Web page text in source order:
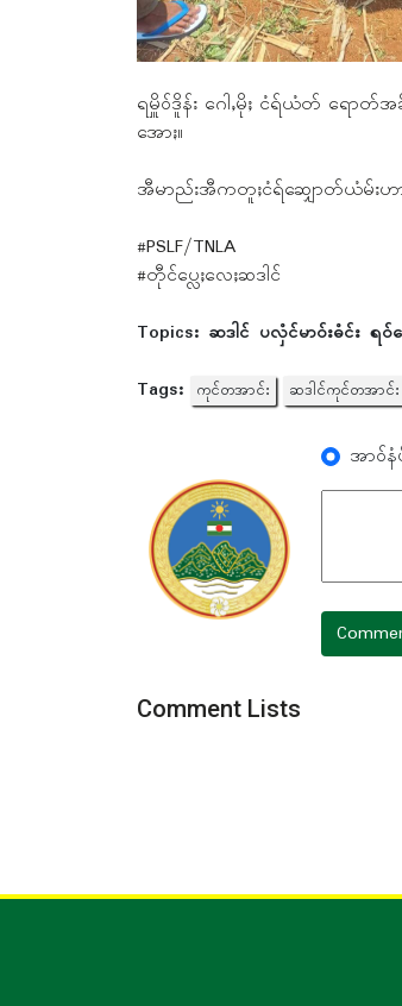
ရမှိူဝ်ဒိူန်း ဂေါႇမိုႈ ငံရ်ယံတ် ရောတ်
အောႏ။
အီမာည်းအီကတူႈငံရ်ဆျှောတ်ယံမ်းဟ
#PSLF/TNLA
#တီုင်ပ္လေႈလေႈဆဒါင်
Topics: ဆဒါင် ပလှံင်မာဝ်းဓံင်း ရ
Tags:
ကုင်တအာင်း ဆဒါင်ကုင်တအာင်း
အာ၀်
Comment Lists